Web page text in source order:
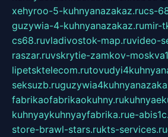
xehyroo-5-kuhnyanazakaz.rucs-
guzywia-4-kuhnyanazakaz.rumir-
cs68.ruvladivostok-map.ruvideo-
raszar.ruvskrytie-zamkov-
lipetsktelecom.ru
seksuzb.ru
fabrikaofabrikaokuhny.ru
kuhnyaykuhnyayfabrika.rue-
store-brawl-stars.rukts-services.ru